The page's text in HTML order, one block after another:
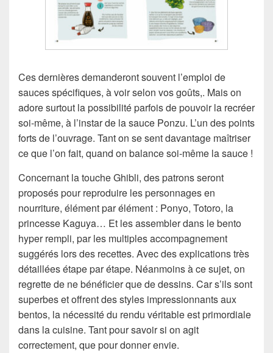
Ces dernières demanderont souvent l’emploi de
sauces spécifiques, à voir selon vos goûts,. Mais on
adore surtout la possibilité parfois de pouvoir la recréer
soi-même, à l’instar de la sauce Ponzu. L’un des points
forts de l’ouvrage. Tant on se sent davantage maîtriser
ce que l’on fait, quand on balance soi-même la sauce !
Concernant la touche Ghibli, des patrons seront
proposés pour reproduire les personnages en
nourriture, élément par élément : Ponyo, Totoro, la
princesse Kaguya… Et les assembler dans le bento
hyper rempli, par les multiples accompagnement
suggérés lors des recettes. Avec des explications très
détaillées étape par étape. Néanmoins à ce sujet, on
regrette de ne bénéficier que de dessins. Car s’ils sont
superbes et offrent des styles impressionnants aux
bentos, la nécessité du rendu véritable est primordiale
dans la cuisine. Tant pour savoir si on agit
correctement, que pour donner envie.